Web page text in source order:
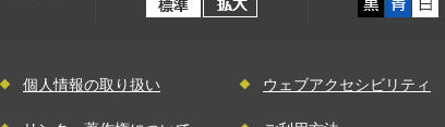
個人情報の取り扱い ウェブアクセシビリティ